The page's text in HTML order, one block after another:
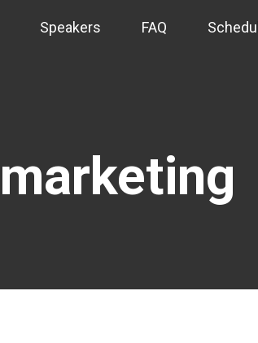
Speakers FAQ
marketing